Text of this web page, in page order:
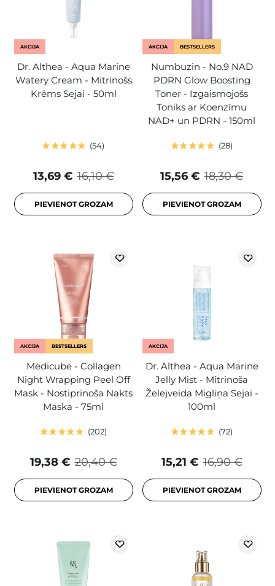
AKCIJA
Dr. Althea - Aqua Marine
Watery Cream - Mitrinošs
Krēms Sejai - 50ml
54
16,10 €
13,69 €
PIEVIENOT GROZAM
AKCIJA BESTSELLERS
Numbuzin - No.9 NAD
PDRN Glow Boosting
Toner - Izgaismojošs
Toniks ar Koenzīmu
NAD+ un PDRN - 150ml
28
18,30 €
15,56 €
PIEVIENOT GROZAM
AKCIJA BESTSELLERS
Medicube - Collagen
Night Wrapping Peel Off
Mask - Nostiprinoša Nakts
Maska - 75ml
202
20,40 €
19,38 €
PIEVIENOT GROZAM
AKCIJA
Dr. Althea - Aqua Marine
Jelly Mist - Mitrinoša
Želejveida Migliņa Sejai -
100ml
72
16,90 €
15,21 €
PIEVIENOT GROZAM